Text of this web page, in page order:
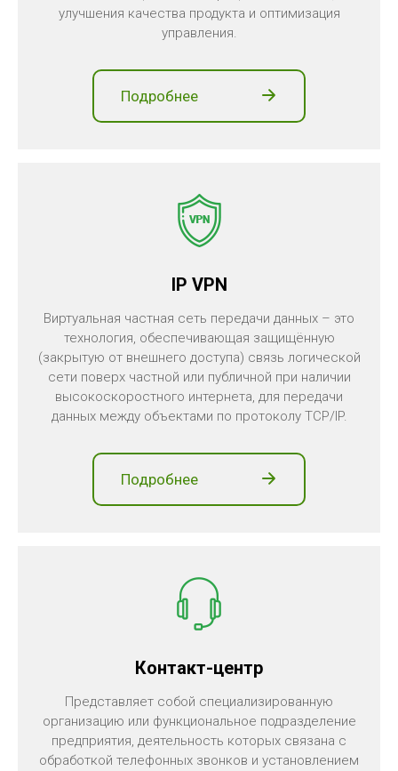
улучшения качества продукта и оптимизация
управления.
Подробнее
IP VPN
Виртуальная частная сеть передачи данных – это
технология, обеспечивающая защищённую
(закрытую от внешнего доступа) связь логической
сети поверх частной или публичной при наличии
высокоскоростного интернета, для передачи
данных между объектами по протоколу TCP/IP.
Подробнее
Контакт-центр
Представляет собой специализированную
организацию или функциональное подразделение
предприятия, деятельность которых связана с
обработкой телефонных звонков и установлением